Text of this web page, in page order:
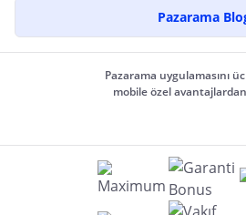
Pazarama
Pazarama uygulamasını
mobile özel